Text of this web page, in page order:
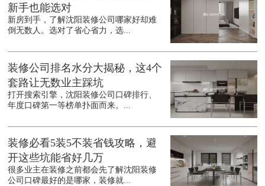
新手也能选对
新房到手，了解沈阳装修公司哪家好却难
倒无数人。选对了省心省力，选...
装修公司排名水分大揭秘，这4个
套路让无数业主踩坑
打开搜索引擎，沈阳装修公司口碑排行、
年度口碑第一等榜单扑面而来。...
装修必看5装5不装省钱攻略，避
开这些坑能省好几万
很多业主在装修之前都会先了解沈阳装修
公司口碑最好的是哪家，装修就...